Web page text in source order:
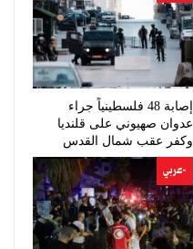
إصابة 48 فلسطينياً جراء
عدوان صهيوني على قلنديا
وكفر عقب شمال القدس
-عربي